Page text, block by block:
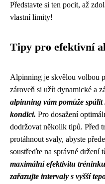
Představte si ten pocit, až
vlastní limity!
Tipy pro efektivní
Alpinning je skvělou volbou
zároveň si užít dynamické a
alpinning vám pomůže spálit
kondici. Pro dosažení
dodržovat několik tipů. Před
protáhnout svaly, abyste
soustřeďte na správné držení
maximální efektivitu
zařazujte intervaly s vyšší